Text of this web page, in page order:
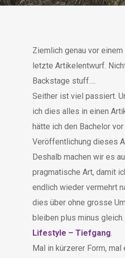
Ziemlich genau vor
letzte Artikelentwurf.
Backstage stuff….
Seither ist viel passiert.
ich dies alles in einen
hätte ich den Bachelor
Veröffentlichung dieses
Deshalb machen wir es
pragmatische Art, damit
endlich wieder vermehrt
dies über ohne grosse
bleiben plus minus gleich.
Lifestyle – Tiefgang.
Mal in kürzerer Form, mal